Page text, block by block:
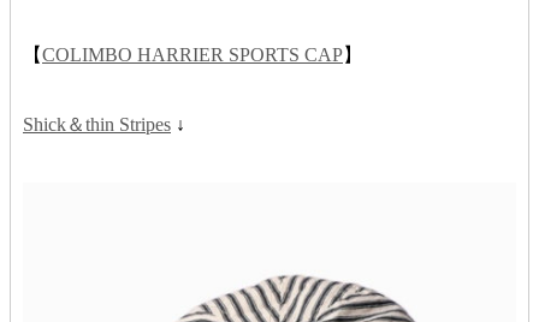
【COLIMBO HARRIER SPORTS CAP】
Shick＆thin Stripes ↓